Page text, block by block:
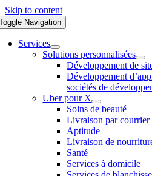
Skip to content
Navigation
Services
Solutions personnalisées
Développement de
Développement
sociétés de
Uber pour X
Soins de beauté
Livraison par courrier
Aptitude
Livraison de
Santé
Services à domicile